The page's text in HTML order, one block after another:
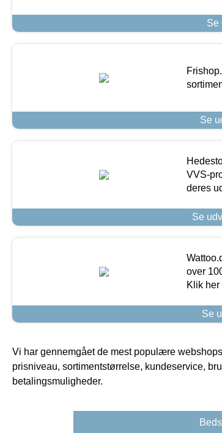
Se
Se
VVS-
deres
Se
over
Klik her
Se
Vi har gennemgået de mest populære
prisniveau, sortimentstørrelse, kundeservice,
betalingsmuligheder.